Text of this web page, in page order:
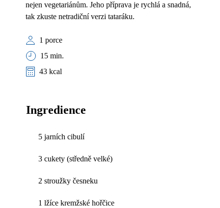
nejen vegetariánům. Jeho příprava je rychlá a snadná,
tak zkuste netradiční verzi tataráku.
1 porce
15 min.
43 kcal
Ingredience
5 jarních cibulí
3 cukety (středně velké)
2 stroužky česneku
1 lžíce kremžské hořčice